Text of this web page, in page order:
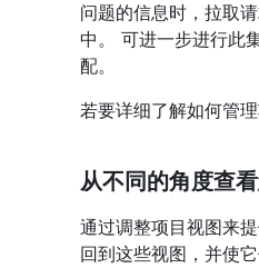
问题的信息时，拉取
中。 可进一步进行此
配。
若要详细了解如何管
从不同的角度查
通过调整项目视图来
回到这些视图，并使